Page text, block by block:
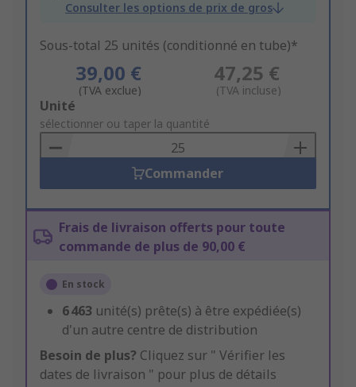
Consulter les options de prix de gros
Sous-total 25 unités (conditionné en tube)*
39,00 €
(TVA exclue)
47,25 €
(TVA incluse)
Add
to
Basket
Unité
sélectionner ou taper la quantité
Commander
Frais de livraison offerts pour toute
commande de plus de 90,00 €
En stock
6 463 unité(s) prête(s) à être expédiée(s)
d'un autre centre de distribution
Besoin de plus? Cliquez sur " Vérifier les
dates de livraison " pour plus de détails